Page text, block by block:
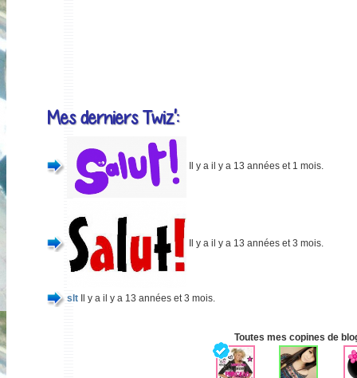
Mes derniers Twiz':
Il y a il y a 13 années et 1 mois.
Il y a il y a 13 années et 3 mois.
slt Il y a il y a 13 années et 3 mois.
Toutes mes copines de